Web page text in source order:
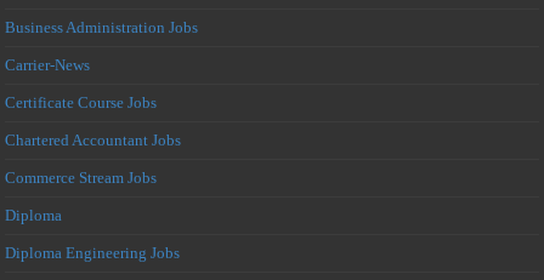
Business Administration Jobs
Carrier-News
Certificate Course Jobs
Chartered Accountant Jobs
Commerce Stream Jobs
Diploma
Diploma Engineering Jobs